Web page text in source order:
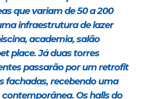
que variam de 50 a 200
infraestrutura de lazer
academia, salão
place. Já duas torres
passarão por um retrofit
fachadas, recebendo uma
Os halls do